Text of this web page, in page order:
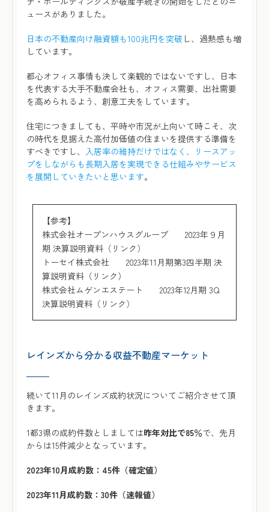
ュースがありました。
日本の不動産向け融資額も100兆円を突破 し、過熱感も増
しています。
都心オフィス事情も決して楽観的ではないですし、日本
を代表する大手不動産会社も、オフィス需要、出社需要
を高められるよう、創意工夫をしています。
住宅につきましても、平時や市況が上向いて時こそ、次
の時代を見据えた高付加価値の住まいを提供する準備を
すべきですし、
入居率の維持だけではなく、リースアッ
プをしながらも長期入居を実現できる仕組みやサービス
を展開していきたいと思います。
【参考】
株式会社オープンハウスグループ 2023年９月
期 決算説明資料（リンク）
トーセイ株式会社 2023年11月期第3四半期 決
算説明資料（リンク）
株式会社ムゲンエステート 2023年12月期 3Q
決算説明資料（リンク）
レインズから分かる収益不動産マーケット
続いて11月のレインズ成約状況についてご紹介させて頂
きます。
1都3県の成約件数としましては昨年対比で85％で、先月
からは15件減少となっています。
2023年10月成約数：45件（確定値）
2023年11月成約数：30件（速報値）